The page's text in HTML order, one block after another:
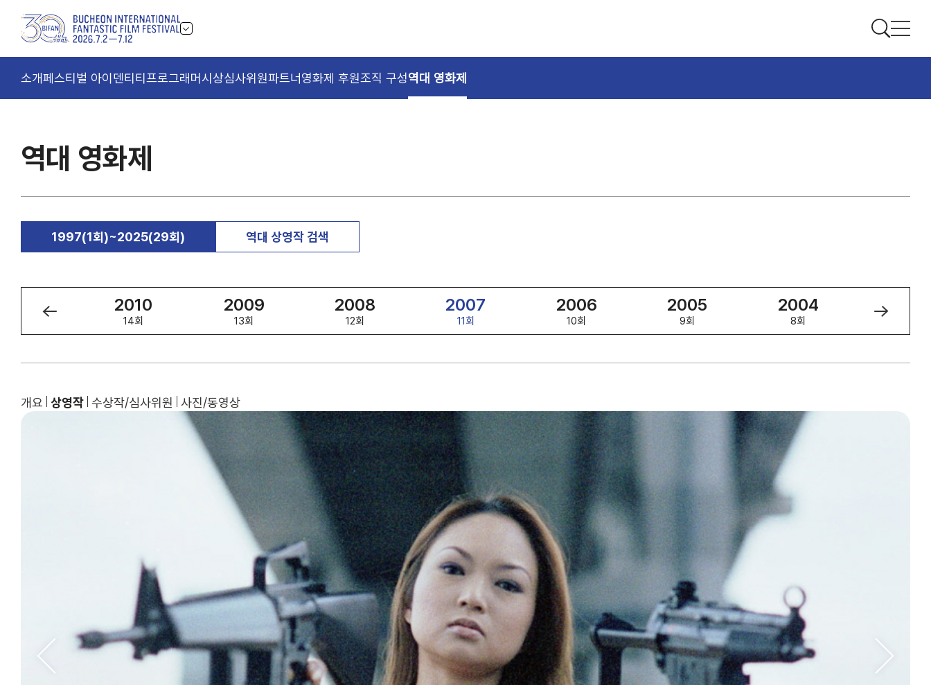
소개페스티벌 아이덴티티 프로그래머시상심사위원파트너영화제 후원조직 구성역대 영화제
역대 영화제
1997(1회)~2025(29회) 역대 상영작 검색
2010
14회
2009
13회
2008
12회
2007
11회
2006
10회
2005
9회
2004
8회
개요 상영작 수상작/심사위원 사진/동영상